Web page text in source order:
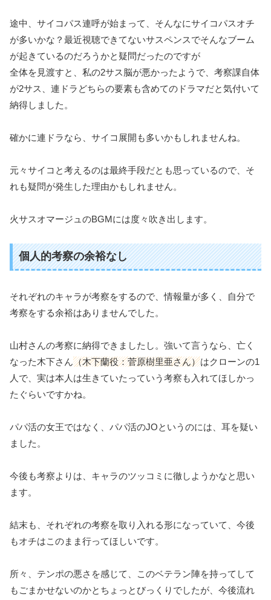
途中、サイコパス連呼が始まって、そんなにサイコパスオチ
が多いかな？最近視聴できてないサスペンスでそんなブーム
が起きているのだろうかと疑問だったのですが
全体を見渡すと、私の2サス脳が悪かったようで、考察課自体
が2サス、連ドラどちらの要素も含めてのドラマだと気付いて
納得しました。
確かに連ドラなら、サイコ展開も多いかもしれませんね。
元々サイコと考えるのは最終手段だとも思っているので、そ
れも疑問が発生した理由かもしれません。
火サスオマージュのBGMには度々吹き出します。
個人的考察の余裕なし
それぞれのキャラが考察をするので、情報量が多く、自分で
考察をする余裕はありませんでした。
山村さんの考察に納得できましたし。強いて言うなら、亡く
なった木下さん（木下蘭役：菅原樹里亜さん）はクローンの1
人で、実は本人は生きていたっていう考察も入れてほしかっ
たぐらいですかね。
パパ活の女王ではなく、パパ活のJOというのには、耳を疑い
ました。
今後も考察よりは、キャラのツッコミに徹しようかなと思い
ます。
結末も、それぞれの考察を取り入れる形になっていて、今後
もオチはこのまま行ってほしいです。
所々、テンポの悪さを感じて、このベテラン陣を持ってして
もごまかせないのかとちょっとびっくりでしたが、今後流れ